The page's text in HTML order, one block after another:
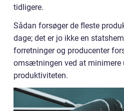
tidligere.
Sådan forsøger de fleste
dage; det er jo ikke en
forretninger og producenter
omsætningen ved at minimere
produktiviteten.